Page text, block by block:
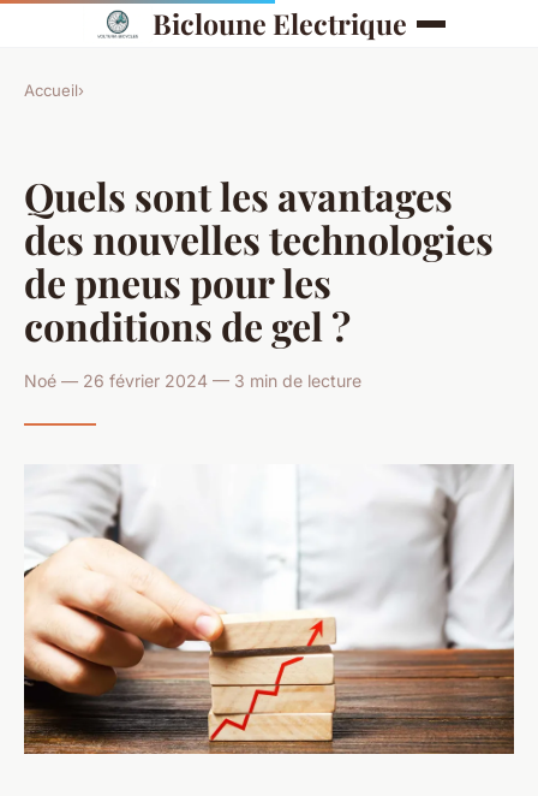
Bicloune Electrique
Accueil›
Quels sont les avantages
des nouvelles technologies
de pneus pour les
conditions de gel ?
Noé — 26 février 2024 — 3 min de lecture